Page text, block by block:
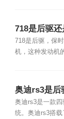
718是后驱还
718是后驱，保
机，这种发动机
奥迪rs3是后
奥迪rs3是一款
统。奥迪rs3搭